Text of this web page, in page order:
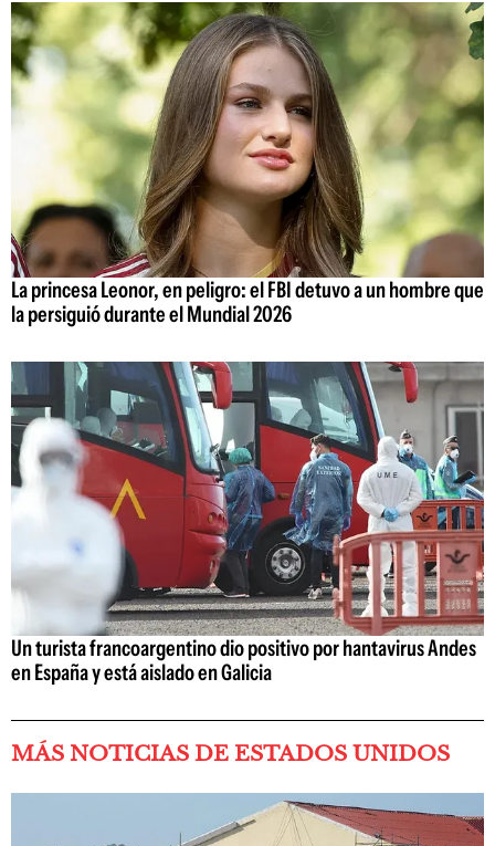
La princesa Leonor, en peligro: el FBI detuvo a un hombre que
la persiguió durante el Mundial 2026
Un turista francoargentino dio positivo por hantavirus Andes
en España y está aislado en Galicia
MÁS NOTICIAS DE ESTADOS UNIDOS